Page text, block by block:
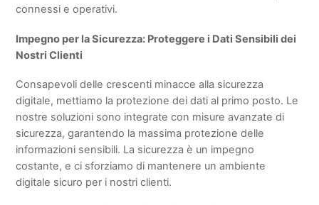
connessi e operativi.
Impegno per la Sicurezza: Proteggere i Dati Sensibili dei
Nostri Clienti
Consapevoli delle crescenti minacce alla sicurezza
digitale, mettiamo la protezione dei dati al primo posto. Le
nostre soluzioni sono integrate con misure avanzate di
sicurezza, garantendo la massima protezione delle
informazioni sensibili. La sicurezza è un impegno
costante, e ci sforziamo di mantenere un ambiente
digitale sicuro per i nostri clienti.